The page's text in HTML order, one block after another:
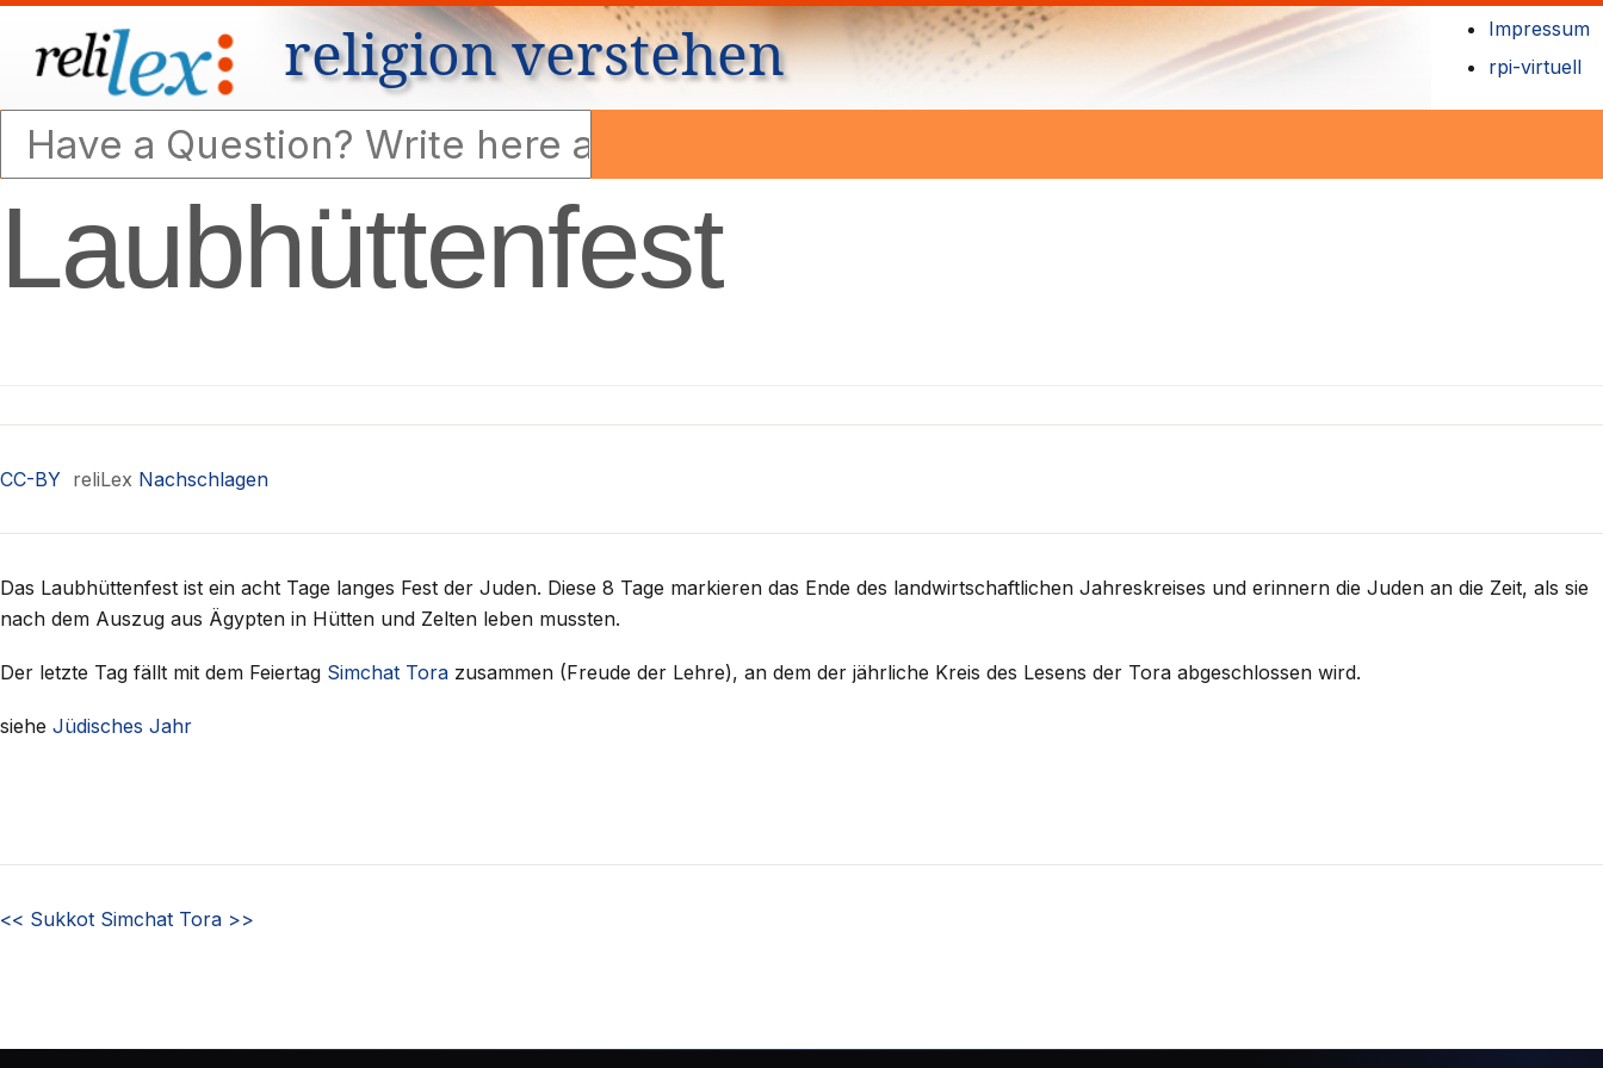
religion verstehen
Impressum
rpi-virtuell
Laubhüttenfest
CC-BY reliLex Nachschlagen
Das Laubhüttenfest ist ein acht Tage langes Fest der Juden. Diese 8 Tage markieren das Ende des landwirtschaftlichen Jahreskreises und erinnern die Juden an die Zeit, als sie
nach dem Auszug aus Ägypten in Hütten und Zelten leben mussten.
Der letzte Tag fällt mit dem Feiertag Simchat Tora zusammen (Freude der Lehre), an dem der jährliche Kreis des Lesens der Tora abgeschlossen wird.
siehe Jüdisches Jahr
<< Sukkot Simchat Tora >>